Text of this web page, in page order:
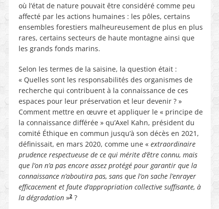
où l’état de nature pouvait être considéré comme peu
affecté par les actions humaines : les pôles, certains
ensembles forestiers malheureusement de plus en plus
rares, certains secteurs de haute montagne ainsi que
les grands fonds marins.
Selon les termes de la saisine, la question était :
« Quelles sont les responsabilités des organismes de
recherche qui contribuent à la connaissance de ces
espaces pour leur préservation et leur devenir ? »
Comment mettre en œuvre et appliquer le « principe de
la connaissance différée » qu’Axel Kahn, président du
comité Éthique en commun jusqu’à son décès en 2021,
définissait, en mars 2020, comme une « extraordinaire
prudence respectueuse de ce qui mérite d’être connu, mais
que l’on n’a pas encore assez protégé pour garantir que la
connaissance n’aboutira pas, sans que l’on sache l’enrayer
efficacement et faute d’appropriation collective suffisante, à
la dégradation»2?